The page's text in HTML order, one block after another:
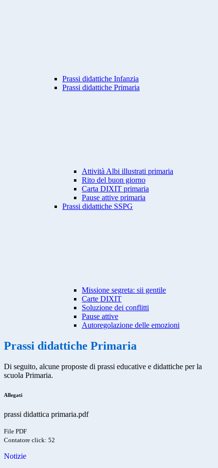
Prassi didattiche Infanzia
Prassi didattiche Primaria
Attività Albi illustrati primaria
Rito del buon giorno
Carta DIXIT primaria
Pause attive primaria
Prassi didattiche SSPG
Missione segreta: sii gentile
Carte DIXIT
Soluzione dei conflitti
Pause attive
Autoregolazione delle emozioni
Prassi didattiche Primaria
Di seguito, alcune proposte di prassi educative e didattiche per la
scuola Primaria.
Allegati
prassi didattica primaria.pdf
File PDF
Contatore click: 52
Notizie